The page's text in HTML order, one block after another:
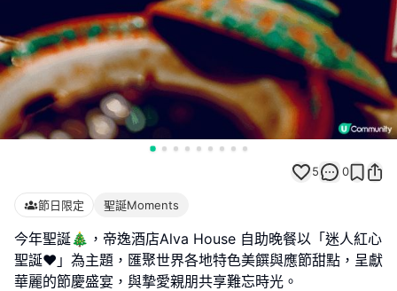
5 0
節日限定 聖誕Moments
今年聖誕🎄，帝逸酒店Alva House 自助晚餐以「迷人紅心
聖誕❤️」為主題，匯聚世界各地特色美饌與應節甜點，呈獻
華麗的節慶盛宴，與摯愛親朋共享難忘時光。